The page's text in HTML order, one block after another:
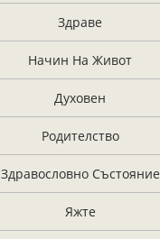
Здраве
Начин На Живот
Духовен
Родителство
Здравословно Състояние
Яжте